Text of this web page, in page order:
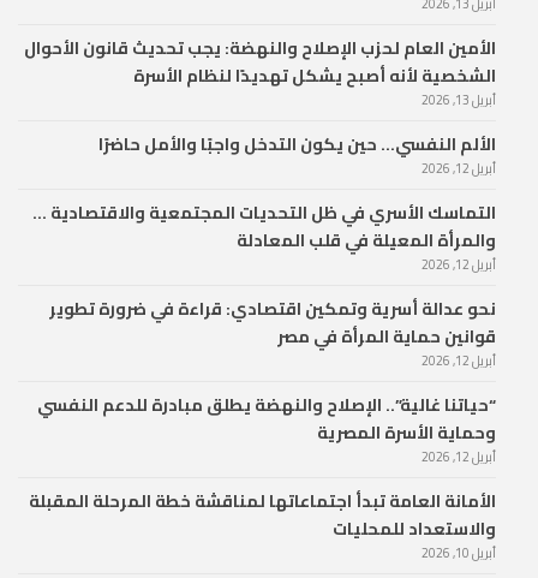
الأمين العام لحزب الإصلاح والنهضة: يجب تحديث قانون الأحوال
الشخصية لأنه أصبح يشكل تهديدًا لنظام الأسرة
أبريل 13, 2026
الألم النفسي… حين يكون التدخل واجبًا والأمل حاضرًا
أبريل 12, 2026
التماسك الأسري في ظل التحديات المجتمعية والاقتصادية …
والمرأة المعيلة في قلب المعادلة
أبريل 12, 2026
نحو عدالة أسرية وتمكين اقتصادي: قراءة في ضرورة تطوير
قوانين حماية المرأة في مصر
أبريل 12, 2026
“حياتنا غالية”.. الإصلاح والنهضة يطلق مبادرة للدعم النفسي
وحماية الأسرة المصرية
أبريل 12, 2026
الأمانة العامة تبدأ اجتماعاتها لمناقشة خطة المرحلة المقبلة
والاستعداد للمحليات
أبريل 10, 2026